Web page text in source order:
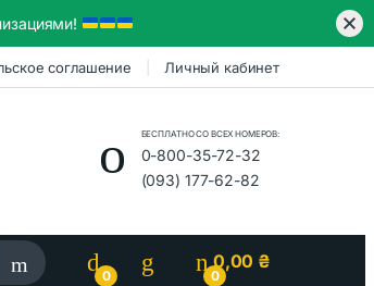
соглашение Личный кабинет
БЕСПЛАТНО СО ВСЕХ НОМЕРОВ:
0-800-35-72-32
(093) 177-62-82
0 0
0,00 ₴